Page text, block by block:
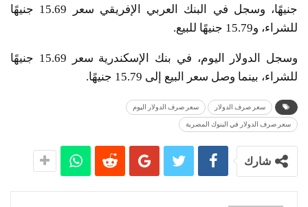
جنيهًا، وسجل في البنك العربي الإفريقي سعر 15.69 جنيهًا
للشراء، و15.79 جنيهًا للبيع.
وسجل الدولار اليوم، في بنك الإسكندرية سعر 15.69 جنيهًا
للشراء، بينما وصل سعر البيع إلى 15.79 جنيهًا.
سعر صرف الدولار سعر صرف الدولار اليوم
سعر صرف الدولار في البنوك المصرية
شارك